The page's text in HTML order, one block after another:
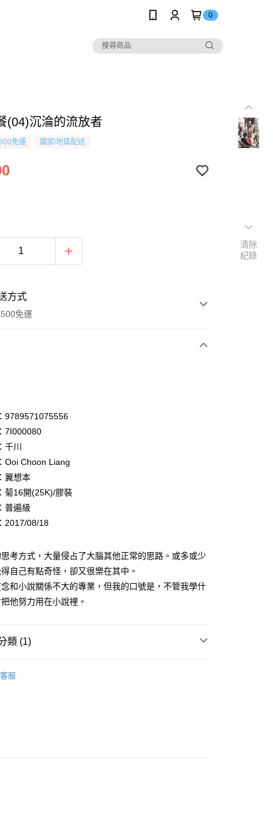
0
(04)沉淪的流放者
免運 國家/地區配送
方式
免運
款
後付
付是「在收到商品之後才付款」的支付方式。 讓您購物簡單
不需註冊會員、不需綁卡、不需儲值。
只要手機號碼，簡訊認證，即可結帳。
確認商品／服務後，再付款。
式選擇「AFTEE先享後付」後，將跳轉至「AFTEE先享後
，進行簡訊認證並確認金額後，即可完成結帳。
數日內，您將收到繳費通知簡訊。
通知簡訊後14天內，點擊此簡訊中的連結，可透過四大超商
銀行／等多元方式進行付款，方視為交易完成。
帳手續完成當下不需立刻繳費，但若您需要取消訂單，請聯
店家。未經商家同意取消之訂單仍視為有效，需透過AFTEE
相關費用。
心」https://netprotections.freshdesk.com/support/home
沛科技股份有限公司提供之「AFTEE先享後付」服務完成之
服務之必要範圍內提供個人資料，並將交易相關給付款項請
款
，滿NT$500(含以上)免運費
貨
，滿NT$500(含以上)免運費
款
滿NT$500(含以上)免運費
滿NT$500(含以上)免運費
，滿NT$500(含以上)免運費
川
Choon Liang
翼想本
16開(25K)/膠裝
遍級
2017/08/18
考方式，大量侵占了大腦其他正常的思路。或多或少
自己有點奇怪，卻又很樂在其中。
和小說關係不大的專業，但我的口號是，不管我學什
他努力用在小說裡。
類 (1)
客服
清除
紀錄